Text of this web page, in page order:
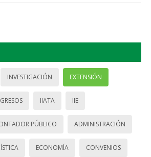
INVESTIGACIÓN EXTENSIÓN
IIATA IIE
PÚBLICO ADMINISTRACIÓN
ECONOMÍA CONVENIOS